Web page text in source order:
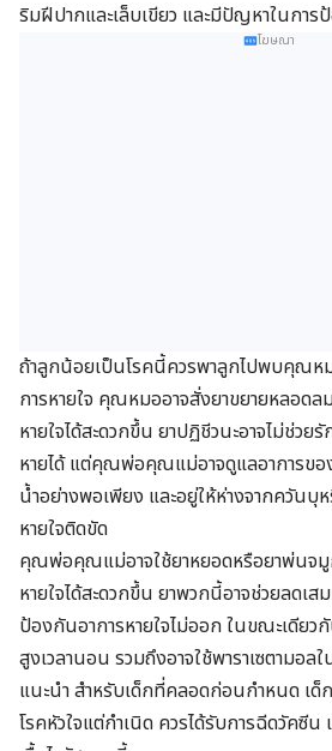
ริมฝีปากและเล็บเขียว และมีปัญหาในการ
โฆษณา
ถ้าลูกน้อยเป็นโรคนี้ควรพาลูกไปพบคุณห
การหายใจ คุณหมออาจสั่งยาขยายหลอด
หายใจได้สะดวกขึ้น ยาปฏิชีวนะอาจไม่ช่วย
หายได้ แต่คุณพ่อคุณแม่อาจดูแลอาการขอ
น้ำอย่างพอเพียง และอยู่ให้ห่างจากควันบุ
หายใจติดขัด
คุณพ่อคุณแม่อาจใช้ยาหยอดหรือยาพ่นจ
หายใจได้สะดวกขึ้น ยาพวกนี้อาจช่วยลดเส
ป้องกันอาการหายใจไม่ออก ในขณะเดีย
สูงเวลานอน รวมถึงอาจใช้พาราเซตามอ
แนะนำ สำหรับเด็กที่คลอดก่อนกำหนด เด็
โรคหัวใจแต่กำเนิด ควรได้รับการฉีดวัคซี